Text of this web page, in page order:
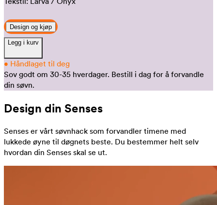
Design og kjøp
Legg i kurv
• Håndlaget til deg
Sov godt om 30-35 hverdager. Bestill i dag for å forvandle
din søvn.
Design din Senses
Senses er vårt søvnhack som forvandler timene med
lukkede øyne til døgnets beste. Du bestemmer helt selv
hvordan din Senses skal se ut.